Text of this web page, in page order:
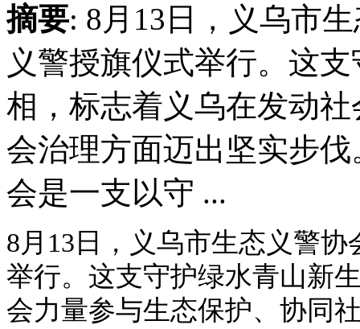
摘要: 8月13日，义乌市
义警授旗仪式举行。这
相，标志着义乌在发动
会治理方面迈出坚实步
会是一支以守 ...
8月13日，义乌市生态义警
举行。这支守护绿水青山新
会力量参与生态保护、协同